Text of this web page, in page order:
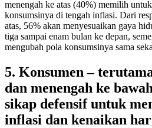
menengah ke atas (40%) memilih
konsumsinya di tengah inflasi. Dari
atas, 56% akan menyesuaikan gaya
tiga sampai enam bulan ke depan,
mengubah pola konsumsinya sama
5. Konsumen –
dan menengah ke
sikap defensif untuk
inflasi dan kenaikan